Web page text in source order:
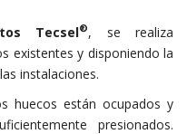
Tecsel®, se realiza
existentes y disponiendo la
instalaciones.
huecos están ocupados y
presionados.